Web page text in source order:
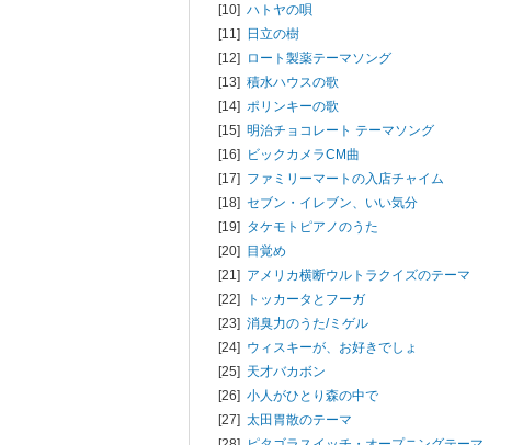
[10] ハトヤの唄
[11] 日立の樹
[12] ロート製薬テーマソング
[13] 積水ハウスの歌
[14] ポリンキーの歌
[15] 明治チョコレート テーマソング
[16] ビックカメラCM曲
[17] ファミリーマートの入店チャイム
[18] セブン・イレブン、いい気分
[19] タケモトピアノのうた
[20] 目覚め
[21] アメリカ横断ウルトラクイズのテーマ
[22]
トッカータとフーガ
[23] 消臭力のうた/ミゲル
[24] ウィスキーが、お好きでしょ
[25] 天才バカボン
[26] 小人がひとり森の中で
[27] 太田胃散のテーマ